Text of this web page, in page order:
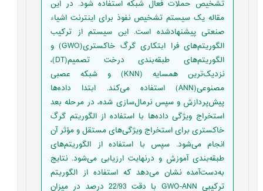
تشخیص حملات فعال شبکه استفاده شود. در این
مقاله یک سیستم تشخیص نفوذ برای اینترنت اشیاء
صنعتی ‏پیشنهادشده است. این سیستم از ترکیب
الگوریتم‌های فرا ابتکاری گرگ خاکستری(‏GWO‏) و
الگوریتم‌های طبقه‌بندی درخت ‏تصمیم‎(DT)‎،
نزدیک‌ترین همسایه ‏‎(KNN)‎‏ و شبکه عصبی
مصنوعی‎(ANN)‎‏ استفاده می‌کند. ابتدا داده‌ها
پیش‌پردازش و سپس ‏نرمال‌سازی شده، در مرحله بعد
استخراج ویژگی داده‌ها با استفاده از الگوریتم‌ گرگ
خاکستری برای استخراج ویژگی‌های مستقل و مؤثر آن
‏انجام ‌می‌شود. سپس با استفاده از الگوریتم‌های
طبقه‌بندی آموزش و درنهایت ارزیابی می‌شود. نتایج
به‌دست‌آمده نشان می‌دهد که استفاده ‏از الگوریتم
ترکیبی ‏GWO-ANN‏ با دقت 22/93 درصد در میزان